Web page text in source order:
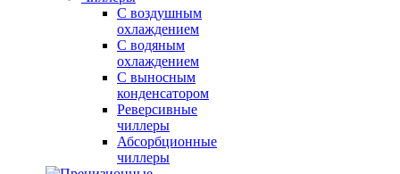
С воздушным
охлаждением
С водяным
охлаждением
С выносным
конденсатором
Реверсивные
чиллеры
Абсорбционные
чиллеры